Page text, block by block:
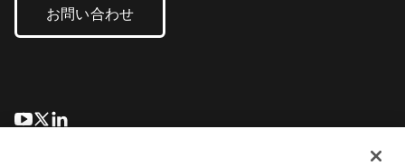
お問い合わせ
新しいタブで開く
新しいタブで開く